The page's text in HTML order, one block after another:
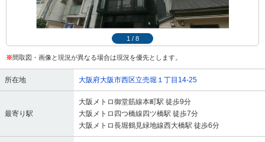
1 / 8
※間取図・画像と現況が異なる場合は現況を優先とします。
所在地 大阪府大阪市西区立売堀１丁目14-25
最寄り駅
大阪メトロ御堂筋線本町駅 徒歩9分
大阪メトロ四つ橋線四ツ橋駅 徒歩7分
大阪メトロ長堀鶴見緑地線西大橋駅 徒歩6分